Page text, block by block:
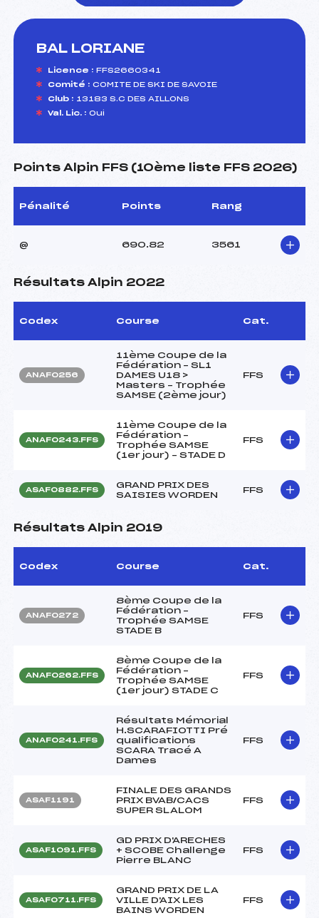
BAL LORIANE
Licence : FFS2660341
Comité : COMITE DE SKI DE SAVOIE
Club : 13183 S.C DES AILLONS
Val. Lic. : Oui
Points Alpin FFS (10ème liste FFS 2026)
Pénalité Points Rang
@ 690.82 3561
Résultats Alpin 2022
Codex Course Cat.
ANAF0256
11ème Coupe de la
Fédération – SL1
DAMES U18 >
Masters – Trophée
SAMSE (2ème jour)
FFS
ANAF0243.FFS
11ème Coupe de la
Fédération –
Trophée SAMSE
(1er jour) – STADE D
FFS
ASAF0882.FFS
GRAND PRIX DES
SAISIES WORDEN
FFS
Résultats Alpin 2019
Codex Course Cat.
ANAF0272
8ème Coupe de la
Fédération –
Trophée SAMSE
STADE B
FFS
ANAF0262.FFS
8ème Coupe de la
Fédération –
Trophée SAMSE
(1er jour) STADE C
FFS
ANAF0241.FFS
Résultats Mémorial
H.SCARAFIOTTI Pré
qualifications
SCARA Tracé A
Dames
FFS
ASAF1191
FINALE DES GRANDS
PRIX BVAB/CACS
SUPER SLALOM
FFS
ASAF1091.FFS
GD PRIX D'ARECHES
+ SCOBE Challenge
Pierre BLANC
FFS
ASAF0711.FFS
GRAND PRIX DE LA
VILLE D'AIX LES
BAINS WORDEN
FFS